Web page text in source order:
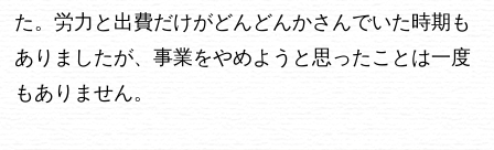
た。労力と出費だけがどんどんかさんでいた時期も
ありましたが、事業をやめようと思ったことは一度
もありません。